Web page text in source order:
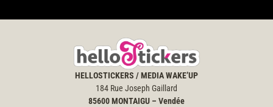
HELLOSTICKERS / MEDIA WAKE’UP
184 Rue Joseph Gaillard
85600MONTAIGU – Vendée